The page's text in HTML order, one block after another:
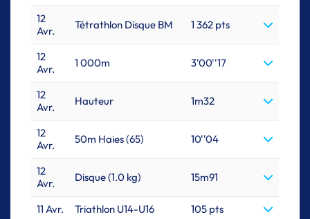
12
Avr.
Tétrathlon Disque BM 1 362 pts
12
Avr.
1 000m 3'00''17
12
Avr.
Hauteur 1m32
12
Avr.
50m Haies (65) 10''04
12
Avr.
Disque (1.0 kg) 15m91
11 Avr. Triathlon U14-U16
105 pts